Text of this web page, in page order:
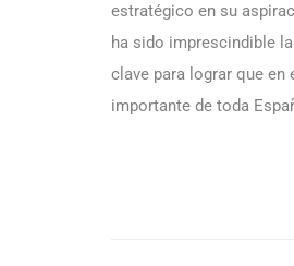
estratégico en su
ha sido imprescindible
clave para lograr que
importante de toda